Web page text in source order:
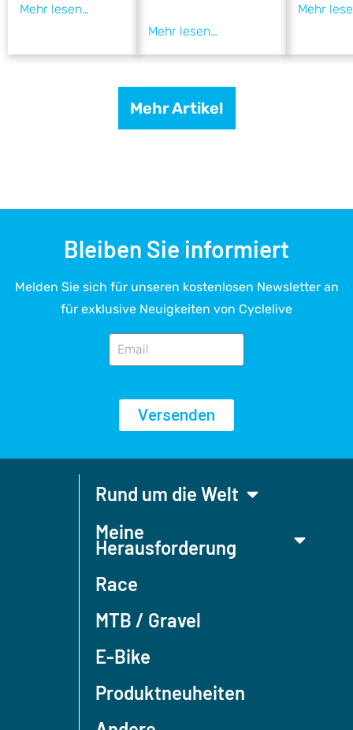
Mehr Artikel
Bleiben Sie informiert
Melden Sie sich für unseren kostenlosen Newsletter an
für exklusive Neuigkeiten von Cyclelive
Versenden
Rund um die Welt
Meine
Herausforderung
Race
MTB / Gravel
E-Bike
Produktneuheiten